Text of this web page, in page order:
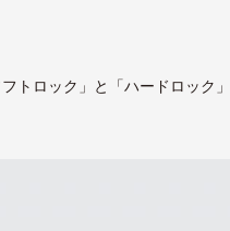
ロック」と「ハードロック」